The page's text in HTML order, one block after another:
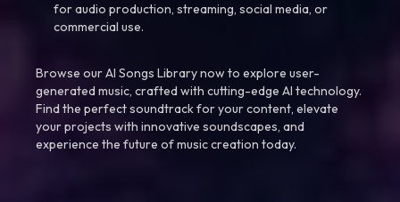
for audio production, streaming, social media, or
commercial use.
Browse our AI Songs Library now to explore user-
generated music, crafted with cutting-edge AI technology.
Find the perfect soundtrack for your content, elevate
your projects with innovative soundscapes, and
experience the future of music creation today.